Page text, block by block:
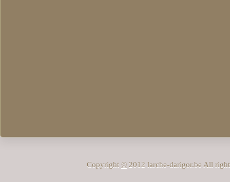
Copyright © 2012 larche-darigor.be All